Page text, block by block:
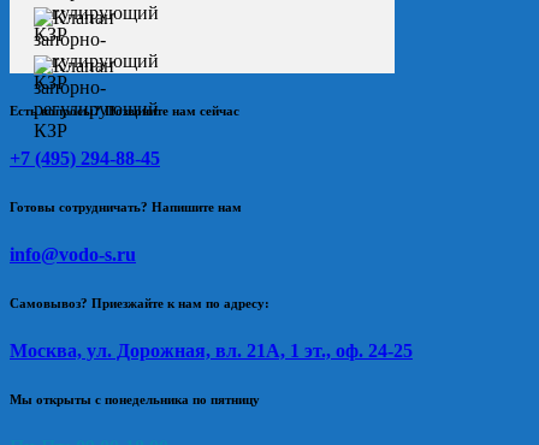
Есть вопросы? Позвоните нам сейчас
+7 (495) 294-88-45
Готовы сотрудничать? Напишите нам
info@vodo-s.ru
Самовывоз? Приезжайте к нам по адресу:
Москва, ул. Дорожная, вл. 21А, 1 эт., оф. 24-25
Мы открыты с понедельника по пятницу